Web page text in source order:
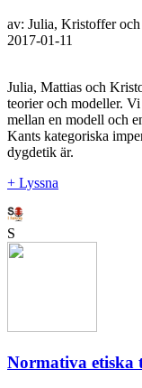
av: Julia, Kristoffer
2017-01-11
Julia, Mattias och
teorier och modeller.
mellan en modell och
Kants kategoriska
dygdetik är.
+ Lyssna
S
Normativa etiska